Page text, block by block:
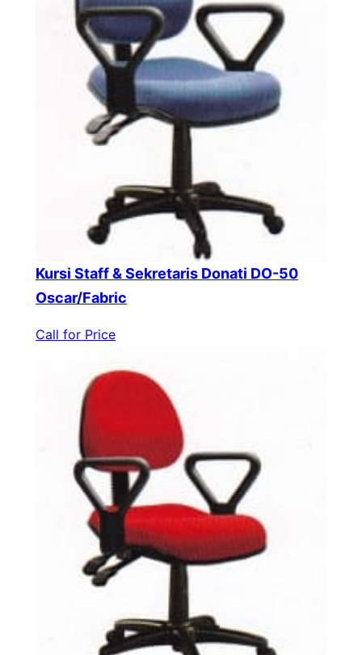
Kursi Staff & Sekretaris Donati DO-50
Oscar/Fabric
Call for Price